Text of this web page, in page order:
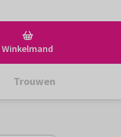
Winkelmand
Trouwen